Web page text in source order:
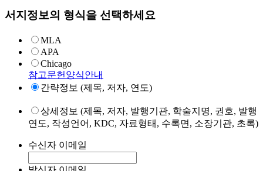
서지정보의 형식을 선택하세요
MLA
APA
Chicago
참고문헌양식안내
간략정보 (제목, 저자, 연도)
상세정보 (제목, 저자, 발행기관, 학술지명, 권호, 발행
연도, 작성언어, KDC, 자료형태, 수록면, 소장기관, 초록)
수신자 이메일